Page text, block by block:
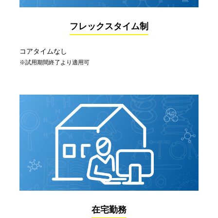
フレックスタイム制
コアタイムなし
※試用期間終了より適用可
在宅勤務